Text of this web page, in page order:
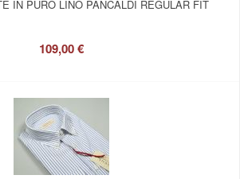
IN PURO LINO PANCALDI REGULAR FIT
109,00 €